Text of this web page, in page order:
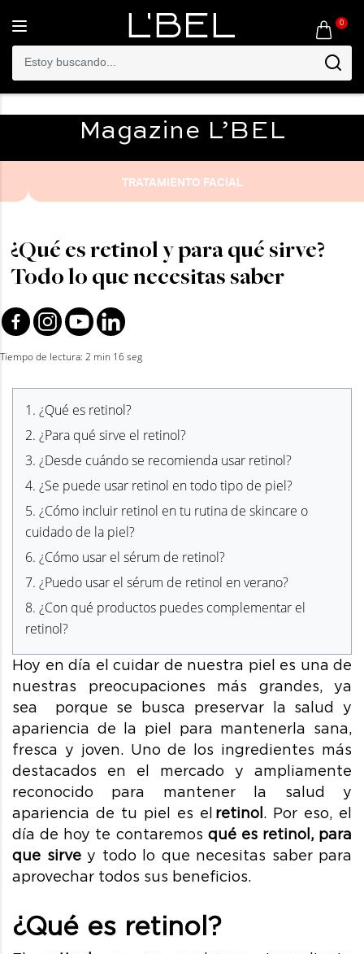
0
Magazine L’BEL
TRATAMIENTO FACIAL
¿Qué es retinol y para qué sirve?
Todo lo que necesitas saber
Tiempo de lectura: 2 min 16 seg
1. ¿Qué es retinol?
2. ¿Para qué sirve el retinol?
3. ¿Desde cuándo se recomienda usar retinol?
4. ¿Se puede usar retinol en todo tipo de piel?
5. ¿Cómo incluir retinol en tu rutina de skincare o
cuidado de la piel?
6. ¿Cómo usar el sérum de retinol?
7. ¿Puedo usar el sérum de retinol en verano?
8. ¿Con qué productos puedes complementar el
retinol?
Hoy en día el cuidar de nuestra piel es una de
nuestras preocupaciones más grandes, ya
sea porque se busca preservar la salud y
apariencia de la piel para mantenerla sana,
fresca y joven. Uno de los ingredientes más
destacados en el mercado y ampliamente
reconocido para mantener la salud y
apariencia de tu piel es el retinol. Por eso, el
día de hoy te contaremos qué es retinol, para
que sirvey todo lo que necesitas saber para
aprovechar todos sus beneficios.
¿Qué es retinol?